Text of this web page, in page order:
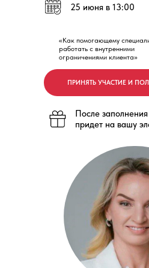
ПРИНЯТЬ УЧАСТИЕ И
25 июня в 13:00
После
придет на вашу
«Как помогающему
работать с внутренними
ограничениями клиента»